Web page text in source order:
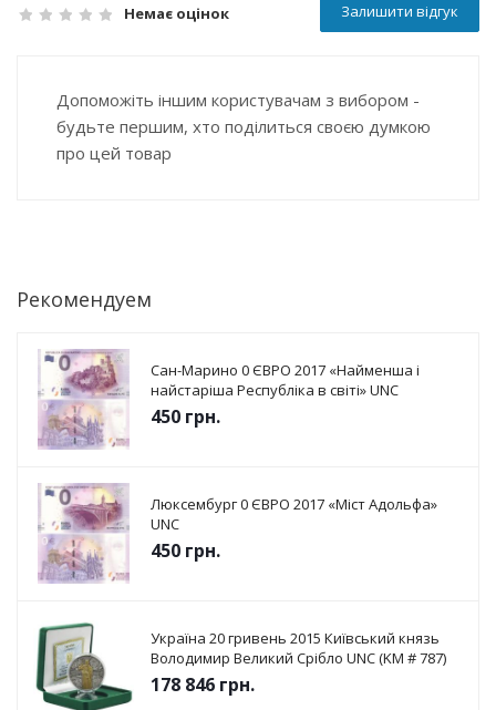
Немає оцінок Залишити відгук
Допоможіть іншим користувачам з вибором -
будьте першим, хто поділиться своєю думкою
про цей товар
Рекомендуем
Сан-Марино 0 ЄВРО 2017 «Найменша і
найстаріша Республіка в світі» UNC
450 грн.
Люксембург 0 ЄВРО 2017 «Міст Адольфа»
UNC
450 грн.
Україна 20 гривень 2015 Київський князь
Володимир Великий Срібло UNC (KM # 787)
178 846 грн.